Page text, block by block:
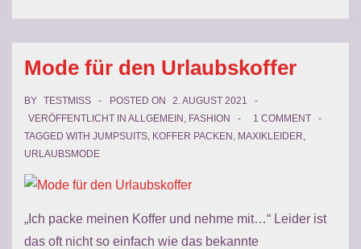
Mode für den Urlaubskoffer
BY TESTMISS POSTED ON
2. AUGUST 2021
VERÖFFENTLICHT IN ALLGEMEIN , FASHION
1 COMMENT
TAGGED WITH JUMPSUITS, KOFFER PACKEN , MAXIKLEIDER,
URLAUBSMODE
„Ich packe meinen Koffer und nehme mit…“ Leider ist
das oft nicht so einfach wie das bekannte